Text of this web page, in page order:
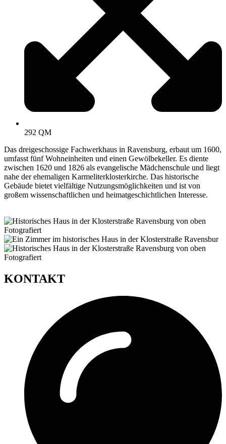
292 QM
Das dreigeschossige Fachwerkhaus in Ravensburg, erbaut um 1600,
umfasst fünf Wohneinheiten und einen Gewölbekeller. Es diente
zwischen 1620 und 1826 als evangelische Mädchenschule und liegt
nahe der ehemaligen Karmeliterklosterkirche. Das historische
Gebäude bietet vielfältige Nutzungsmöglichkeiten und ist von
großem wissenschaftlichen und heimatgeschichtlichen Interesse.
KONTAKT